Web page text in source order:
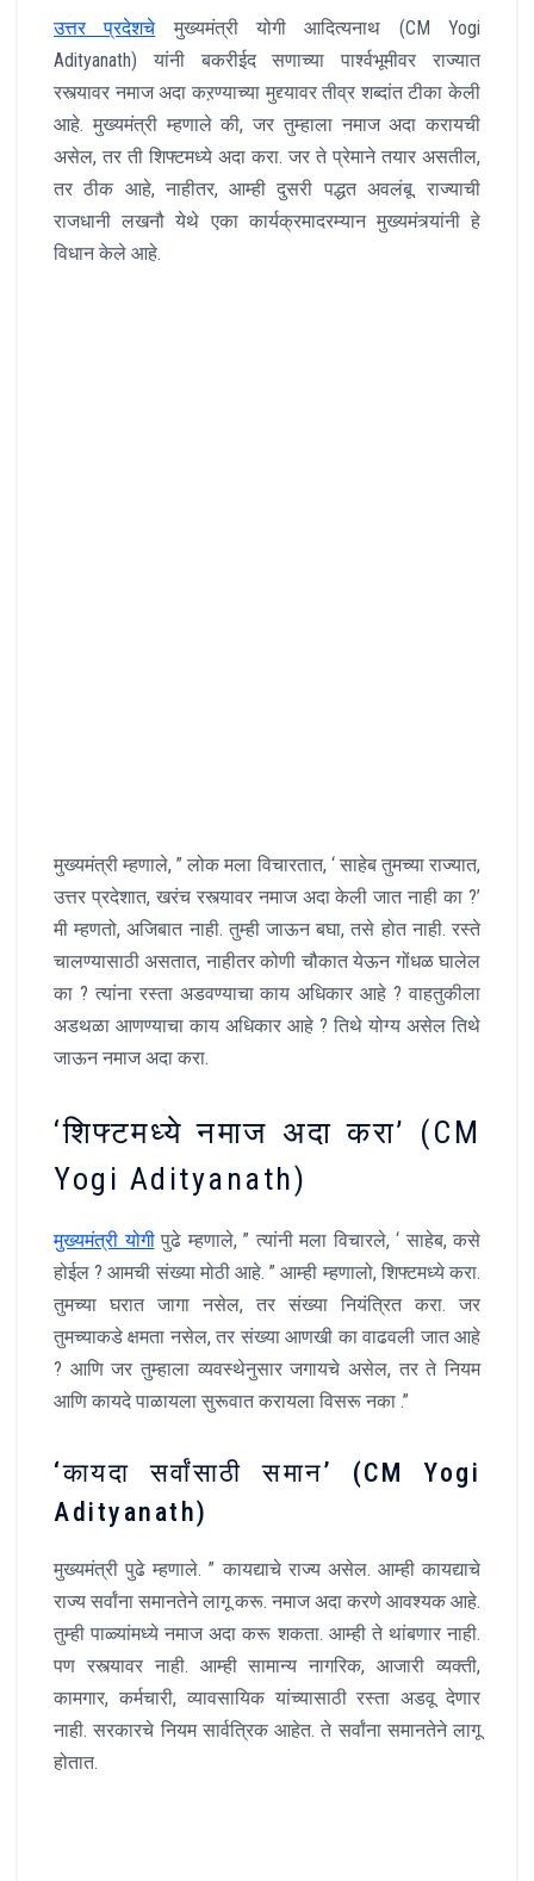
उत्तर प्रदेशचे मुख्यमंत्री योगी आदित्यनाथ (CM Yogi
Adityanath) यांनी बकरीईद सणाच्या पार्श्वभूमीवर राज्यात
रस्त्यावर नमाज अदा कऱण्याच्या मुद्द्यावर तीव्र शब्दांत टीका केली
आहे. मुख्यमंत्री म्हणाले की, जर तुम्हाला नमाज अदा करायची
असेल, तर ती शिफ्टमध्ये अदा करा. जर ते प्रेमाने तयार असतील,
तर ठीक आहे, नाहीतर, आम्ही दुसरी पद्धत अवलंबू. राज्याची
राजधानी लखनौ येथे एका कार्यक्रमादरम्यान मुख्यमंत्र्यांनी हे
विधान केले आहे.
मुख्यमंत्री म्हणाले, ” लोक मला विचारतात, ‘ साहेब तुमच्या राज्यात,
उत्तर प्रदेशात, खरंच रस्त्यावर नमाज अदा केली जात नाही का ?’
मी म्हणतो, अजिबात नाही. तुम्ही जाऊन बघा, तसे होत नाही. रस्ते
चालण्यासाठी असतात, नाहीतर कोणी चौकात येऊन गोंधळ घालेल
का ? त्यांना रस्ता अडवण्याचा काय अधिकार आहे ? वाहतुकीला
अडथळा आणण्याचा काय अधिकार आहे ? तिथे योग्य असेल तिथे
जाऊन नमाज अदा करा.
‘शिफ्टमध्ये नमाज अदा करा’ (CM
Yogi Adityanath)
मुख्यमंत्री योगीपुढे म्हणाले, ” त्यांनी मला विचारले, ‘ साहेब, कसे
होईल ? आमची संख्या मोठी आहे. ” आम्ही म्हणालो, शिफ्टमध्ये करा.
तुमच्या घरात जागा नसेल, तर संख्या नियंत्रित करा. जर
तुमच्याकडे क्षमता नसेल, तर संख्या आणखी का वाढवली जात आहे
? आणि जर तुम्हाला व्यवस्थेनुसार जगायचे असेल, तर ते नियम
आणि कायदे पाळायला सुरूवात करायला विसरू नका .”
‘कायदा सर्वांसाठी समान’ (CM Yogi
Adityanath)
मुख्यमंत्री पुढे म्हणाले. ” कायद्याचे राज्य असेल. आम्ही कायद्याचे
राज्य सर्वांना समानतेने लागू करू. नमाज अदा करणे आवश्यक आहे.
तुम्ही पाळ्यांमध्ये नमाज अदा करू शकता. आम्ही ते थांबणार नाही.
पण रस्त्यावर नाही. आम्ही सामान्य नागरिक, आजारी व्यक्ती,
कामगार, कर्मचारी, व्यावसायिक यांच्यासाठी रस्ता अडवू देणार
नाही. सरकारचे नियम सार्वत्रिक आहेत. ते सर्वांना समानतेने लागू
होतात.